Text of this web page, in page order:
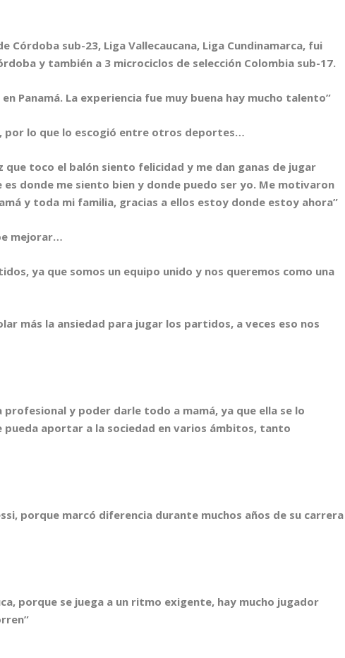
Córdoba sub-23, Liga Vallecaucana, Liga Cundinamarca, fui
y también a 3 microciclos de selección Colombia sub-17.
Panamá. La experiencia fue muy buena hay mucho talento”
por lo que lo escogió entre otros deportes…
que toco el balón siento felicidad y me dan ganas de jugar
es donde me siento bien y donde puedo ser yo. Me motivaron
y toda mi familia, gracias a ellos estoy donde estoy ahora”
mejorar…
ya que somos un equipo unido y nos queremos como una
más la ansiedad para jugar los partidos, a veces eso nos
y poder darle todo a mamá, ya que ella se lo
pueda aportar a la sociedad en varios ámbitos, tanto
porque marcó diferencia durante muchos años de su carrera
porque se juega a un ritmo exigente, hay mucho jugador